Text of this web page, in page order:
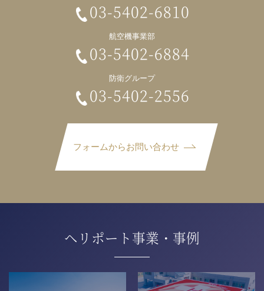
フォームからお問い合わせ
03-5402-6810
航空機事業部
03-5402-6884
防衛グループ
03-5402-2556
ヘリポート事業・事例